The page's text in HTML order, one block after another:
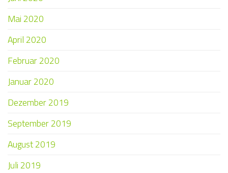
Mai 2020
April 2020
Februar 2020
Januar 2020
Dezember 2019
September 2019
August 2019
Juli 2019